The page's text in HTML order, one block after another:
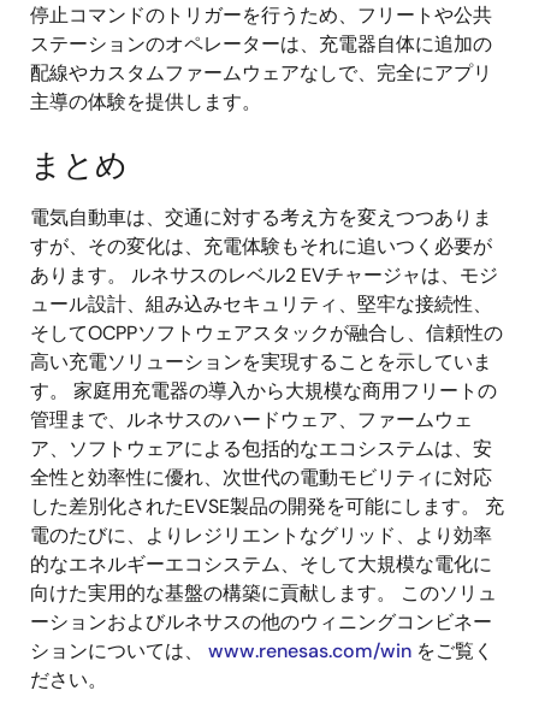
停止コマンドのトリガーを行うため、フリートや公共
ステーションのオペレーターは、充電器自体に追加の
配線やカスタムファームウェアなしで、完全にアプリ
主導の体験を提供します。
まとめ
電気自動車は、交通に対する考え方を変えつつありま
すが、その変化は、充電体験もそれに追いつく必要が
あります。 ルネサスのレベル2 EVチャージャは、モジ
ュール設計、組み込みセキュリティ、堅牢な接続性、
そしてOCPPソフトウェアスタックが融合し、信頼性の
高い充電ソリューションを実現することを示していま
す。 家庭用充電器の導入から大規模な商用フリートの
管理まで、ルネサスのハードウェア、ファームウェ
ア、ソフトウェアによる包括的なエコシステムは、安
全性と効率性に優れ、次世代の電動モビリティに対応
した差別化されたEVSE製品の開発を可能にします。 充
電のたびに、よりレジリエントなグリッド、より効率
的なエネルギーエコシステム、そして大規模な電化に
向けた実用的な基盤の構築に貢献します。 このソリュ
ーションおよびルネサスの他のウィニングコンビネー
ションについては、 www.renesas.com/win をご覧く
ださい。